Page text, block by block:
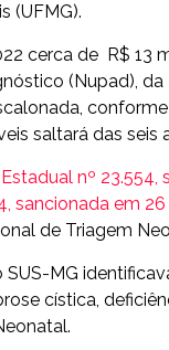
(UFMG).
cerca de R$ 13
(Nupad),
saltará das seis
nº 23.554,
sancionada em
de Triagem
MG
cística,